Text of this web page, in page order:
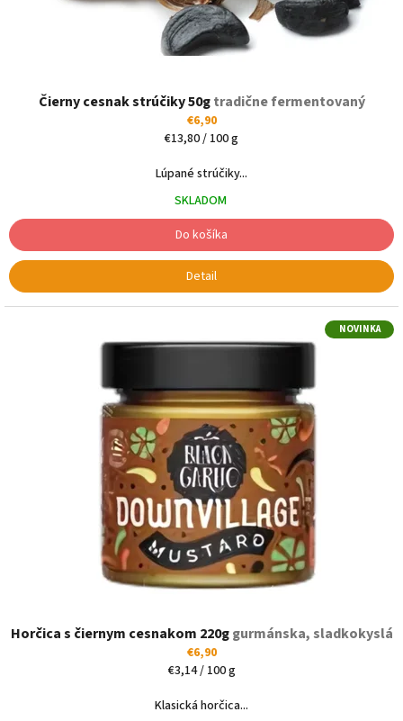
Čierny cesnak strúčiky 50gtradične fermentovaný
€6,90
Jednotková
€13,80 / 100 g
Lúpané strúčiky...
SKLADOM
Do košíka
Detail
NOVINKA
Horčica s čiernym cesnakom 220ggurmánska, sladkokyslá
€6,90
Jednotková
€3,14 / 100 g
Klasická horčica...